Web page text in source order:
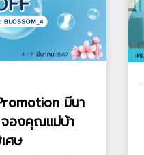
มีนา
องคุณแม่บ้า
ศษ